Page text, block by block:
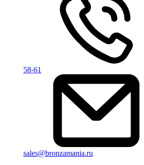
58-61
sales@bronzamania.ru